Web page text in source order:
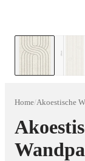
Home/Akoestische